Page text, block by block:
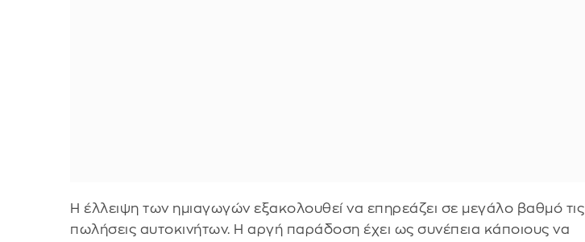
Η έλλειψη των ημιαγωγών εξακολουθεί να επηρεάζει σε μεγάλο βαθμό τις
πωλήσεις αυτοκινήτων. Η αργή παράδοση έχει ως συνέπεια κάποιους να